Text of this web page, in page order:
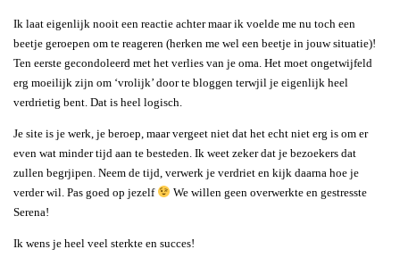
Ik laat eigenlijk nooit een reactie achter maar ik voelde me nu toch een
beetje geroepen om te reageren (herken me wel een beetje in jouw situatie)!
Ten eerste gecondoleerd met het verlies van je oma. Het moet ongetwijfeld
erg moeilijk zijn om ‘vrolijk’ door te bloggen terwjil je eigenlijk heel
verdrietig bent. Dat is heel logisch.
Je site is je werk, je beroep, maar vergeet niet dat het echt niet erg is om er
even wat minder tijd aan te besteden. Ik weet zeker dat je bezoekers dat
zullen begrjipen. Neem de tijd, verwerk je verdriet en kijk daarna hoe je
verder wil. Pas goed op jezelf
We willen geen overwerkte en gestresste
Serena!
Ik wens je heel veel sterkte en succes!